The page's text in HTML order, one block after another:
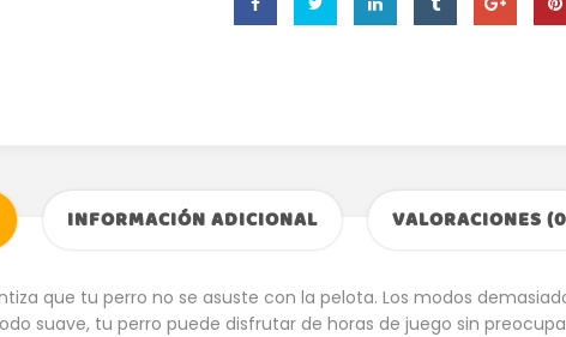
INFORMACIÓN ADICIONAL VALORACIONES
que tu perro no se asuste con la pelota. Los modos
suave, tu perro puede disfrutar de horas de juego sin